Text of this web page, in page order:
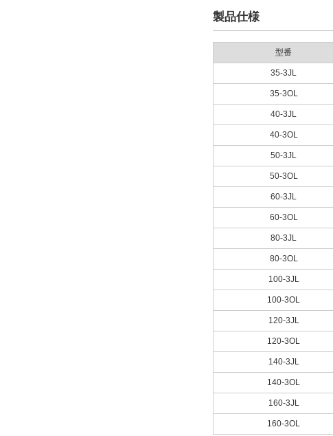
製品仕様
型番
35-3JL
35-3OL
40-3JL
40-3OL
50-3JL
50-3OL
60-3JL
60-3OL
80-3JL
80-3OL
100-3JL
100-3OL
120-3JL
120-3OL
140-3JL
140-3OL
160-3JL
160-3OL